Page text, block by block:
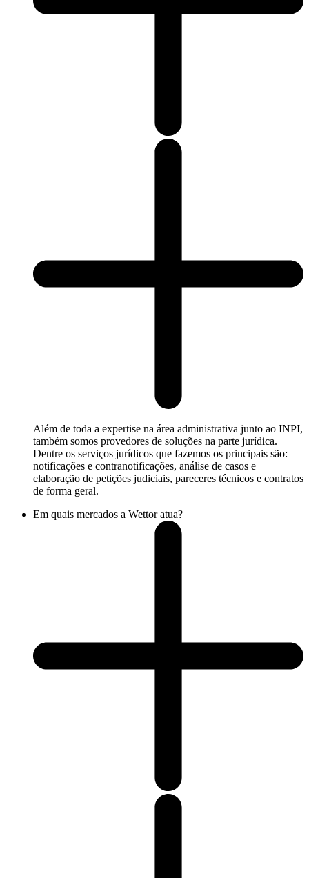
Além de toda a expertise na área administrativa junto ao INPI,
também somos provedores de soluções na parte jurídica.
Dentre os serviços jurídicos que fazemos os principais são:
notificações e contranotificações, análise de casos e
elaboração de petições judiciais, pareceres técnicos e contratos
de forma geral.
Em quais mercados a Wettor atua?